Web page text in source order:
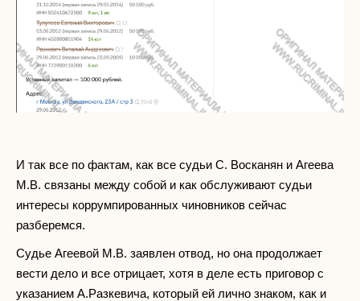
И так все по фактам, как все судьи С. Восканян и Агеева
М.В. связаны между собой и как обслуживают судьи
интересы коррумпированных чиновников сейчас
разберемся.
Судье Агеевой М.В. заявлен отвод, но она продолжает
вести дело и все отрицает, хотя в деле есть приговор с
указанием А.Разкевича, который ей лично знаком, как и